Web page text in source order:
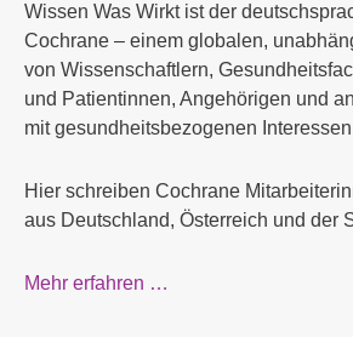
Wissen Was Wirkt ist der
Cochrane – einem globalen,
von Wissenschaftlern,
und Patientinnen, Angehörigen und
mit gesundheitsbezogenen
Hier schreiben Cochrane
aus Deutschland, Österreich und der
Mehr erfahren …